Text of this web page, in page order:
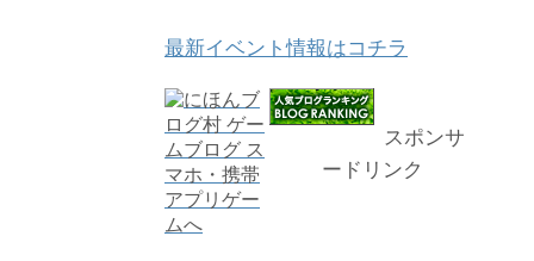
最新イベント情報はコチラ
スポンサ
ードリンク